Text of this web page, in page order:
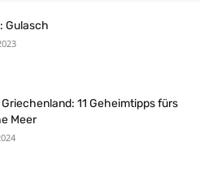
Gulasch
11 Geheimtipps fürs
Meer